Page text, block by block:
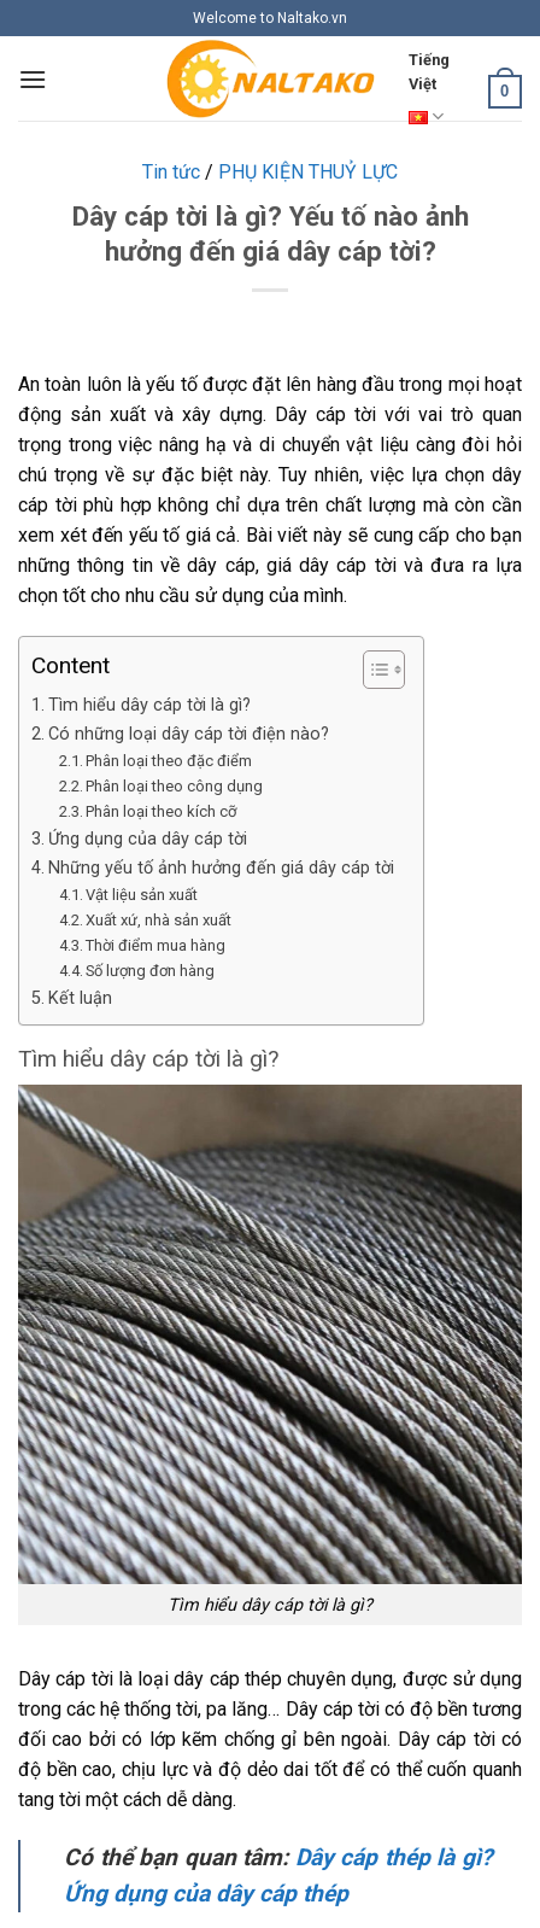
to
content
Welcome to Naltako.vn
Tiếng
Việt
0
Tin tức / PHỤ KIỆN THUỶ LỰC
Dây cáp tời là gì? Yếu tố nào ảnh
hưởng đến giá dây cáp tời?
An toàn luôn là yếu tố được đặt lên hàng đầu trong mọi hoạt
động sản xuất và xây dựng. Dây cáp tời với vai trò quan
trọng trong việc nâng hạ và di chuyển vật liệu càng đòi hỏi
chú trọng về sự đặc biệt này. Tuy nhiên, việc lựa chọn dây
cáp tời phù hợp không chỉ dựa trên chất lượng mà còn cần
xem xét đến yếu tố giá cả. Bài viết này sẽ cung cấp cho bạn
những thông tin về dây cáp, giá dây cáp tời và đưa ra lựa
chọn tốt cho nhu cầu sử dụng của mình.
Content
Tìm hiểu dây cáp tời là gì?
Có những loại dây cáp tời điện nào?
Phân loại theo đặc điểm
Phân loại theo công dụng
Phân loại theo kích cỡ
Ứng dụng của dây cáp tời
Những yếu tố ảnh hưởng đến giá dây cáp tời
Vật liệu sản xuất
Xuất xứ, nhà sản xuất
Thời điểm mua hàng
Số lượng đơn hàng
Kết luận
Tìm hiểu dây cáp tời là gì?
Tìm hiểu dây cáp tời là gì?
Dây cáp tời là loại dây cáp thép chuyên dụng, được sử dụng
trong các hệ thống tời, pa lăng… Dây cáp tời có độ bền tương
đối cao bởi có lớp kẽm chống gỉ bên ngoài. Dây cáp tời có
độ bền cao, chịu lực và độ dẻo dai tốt để có thể cuốn quanh
tang tời một cách dễ dàng.
Có thể bạn quan tâm: Dây cáp thép là gì?
Ứng dụng của dây cáp thép